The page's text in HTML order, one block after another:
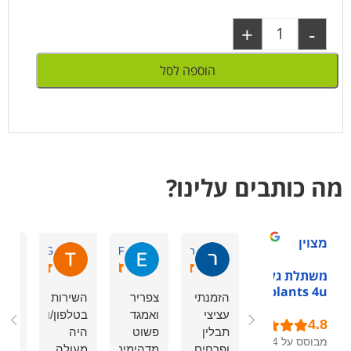
-
+
הוספה לסל
מה כותבים עלינו?
מצוין
משתלת גלילות -
plants 4u
מבוסס על 54
רוני ש.
הזמנתי
עציצי
תבלין
Eden F.
צפריר
ואמגד
פשוט
Tchelet G.
השירות
בטלפון/ווטסאפ
היה